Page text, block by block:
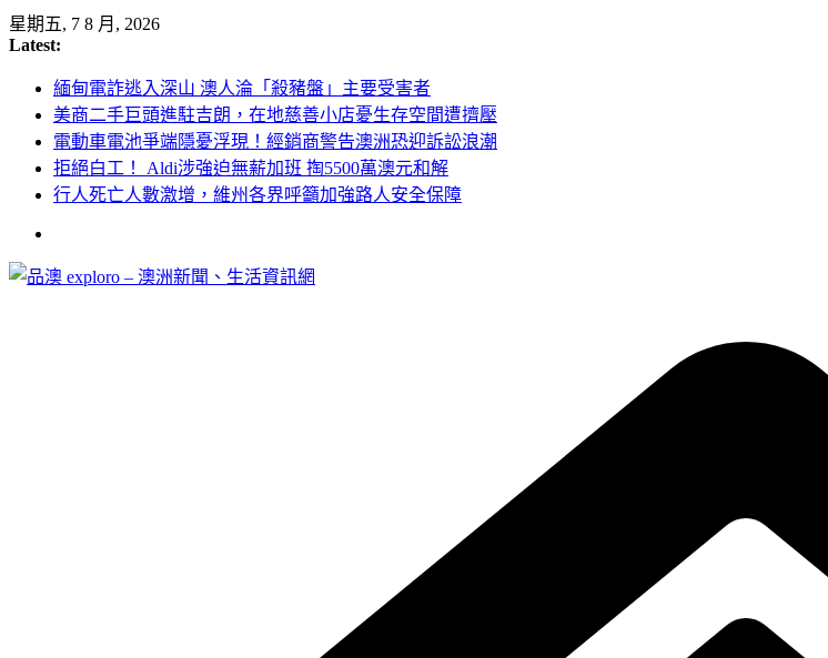
Skip
to
content
星期五, 7 8 月, 2026
Latest:
緬甸電詐逃入深山 澳人淪「殺豬盤」主要受害者
美商二手巨頭進駐吉朗，在地慈善小店憂生存空間遭擠壓
電動車電池爭端隱憂浮現！經銷商警告澳洲恐迎訴訟浪潮
拒絕白工！ Aldi涉強迫無薪加班 掏5500萬澳元和解
行人死亡人數激增，維州各界呼籲加強路人安全保障